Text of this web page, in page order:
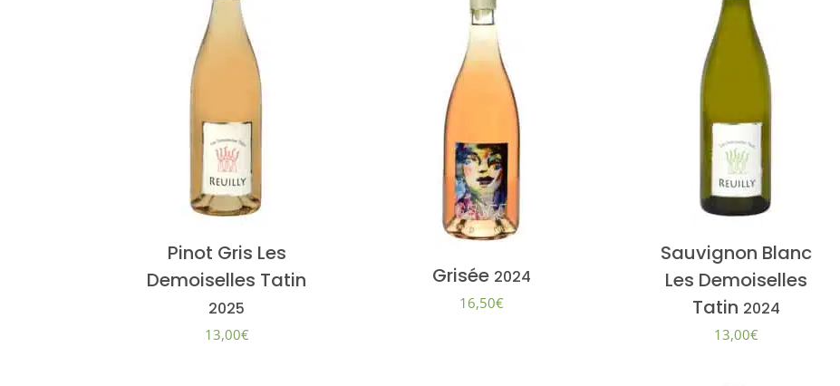
Pinot Gris Les
Demoiselles Tatin
2025
13,00€
Grisée 2024
16,50€
Sauvignon Blanc
Les Demoiselles
Tatin 2024
13,00€